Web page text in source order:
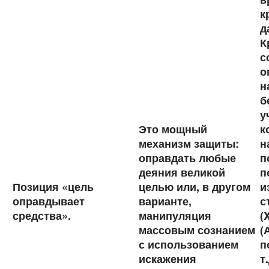
Позиция «цель
оправдывает
средства».
Это мощный
механизм защиты:
оправдать любые
деяния великой
целью или, в другом
варианте,
манипуляция
массовым сознанием
с использованием
искажения